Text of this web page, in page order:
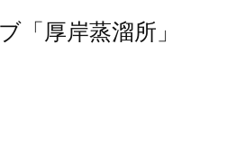
「厚岸蒸溜所」